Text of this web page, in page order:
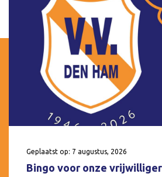
Geplaatst op: 7 augustus, 2026
Bingo voor onze